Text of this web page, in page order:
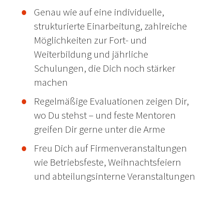
Genau wie auf eine individuelle,
strukturierte Einarbeitung, zahlreiche
Möglichkeiten zur Fort- und
Weiterbildung und jährliche
Schulungen, die Dich noch stärker
machen
Regelmäßige Evaluationen zeigen Dir,
wo Du stehst – und feste Mentoren
greifen Dir gerne unter die Arme
Freu Dich auf Firmenveranstaltungen
wie Betriebsfeste, Weihnachtsfeiern
und abteilungsinterne Veranstaltungen